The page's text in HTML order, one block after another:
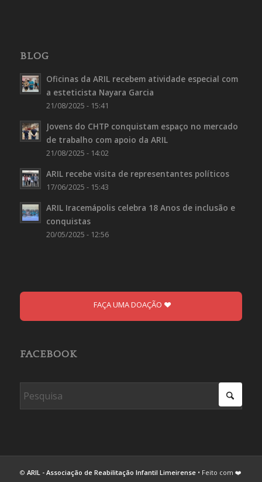
BLOG
Oficinas da ARIL recebem atividade especial com
a esteticista Nayara Garcia
21/08/2025 - 15:41
Jovens do CHTP conquistam espaço no mercado
de trabalho com apoio da ARIL
21/08/2025 - 14:02
ARIL recebe visita de representantes políticos
17/06/2025 - 15:43
ARIL Iracemápolis celebra 18 Anos de inclusão e
conquistas
20/05/2025 - 12:56
FAÇA UMA DOAÇÃO
FACEBOOK
© ARIL - Associação de Reabilitação Infantil Limeirense• Feito com ❤️